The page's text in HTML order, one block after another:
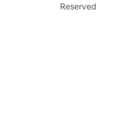
Reserved